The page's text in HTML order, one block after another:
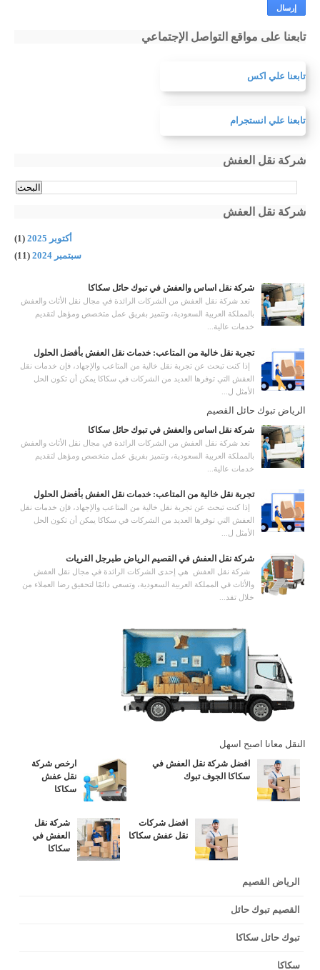
تابعنا على مواقع التواصل الإجتماعي
تابعنا علي اكس
تابعنا علي انستجرام
شركة نقل العفش
شركة نقل العفش
أكتوبر 2025
(1)
سبتمبر 2024
(11)
شركة نقل اساس والعفش في تبوك حائل سكاكا
تعد شركة نقل العفش من الشركات الرائدة في مجال نقل الأثاث والعفش
بالمملكة العربية السعودية، وتتميز بفريق عمل متخصص ومؤهل لتقديم
خدمات عالية...
تجربة نقل خالية من المتاعب: خدمات نقل العفش بأفضل الحلول
إذا كنت تبحث عن تجربة نقل خالية من المتاعب والإجهاد، فإن خدمات نقل
العفش التي توفرها العديد من الشركات في سكاكا يمكن أن تكون الحل
الأمثل ل...
الرياض تبوك حائل القصيم
شركة نقل اساس والعفش في تبوك حائل سكاكا
تعد شركة نقل العفش من الشركات الرائدة في مجال نقل الأثاث والعفش
بالمملكة العربية السعودية، وتتميز بفريق عمل متخصص ومؤهل لتقديم
خدمات عالية...
تجربة نقل خالية من المتاعب: خدمات نقل العفش بأفضل الحلول
إذا كنت تبحث عن تجربة نقل خالية من المتاعب والإجهاد، فإن خدمات نقل
العفش التي توفرها العديد من الشركات في سكاكا يمكن أن تكون الحل
الأمثل ل...
شركة نقل العفش في القصيم الرياض طبرجل القريات
شركة نقل العفش هي إحدى الشركات الرائدة في مجال نقل العفش
والأثاث في المملكة العربية السعودية، وتسعى دائمًا لتحقيق رضا العملاء من
خلال تقد...
النقل معانا اصبح اسهل
ارخص شركة
نقل عفش
سكاكا
افضل شركة نقل العفش في
سكاكا الجوف تبوك
شركة نقل
العفش في
سكاكا
افضل شركات
نقل عفش سكاكا
الرياض القصيم
القصيم تبوك حائل
تبوك حائل سكاكا
سكاكا